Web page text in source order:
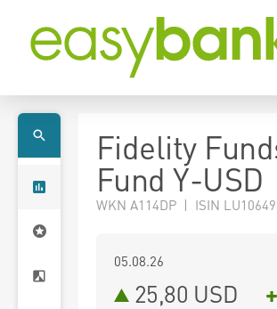
Fidelity
Fund Y-USD
WKN A114DP | ISIN
05.08.26
25,80 USD